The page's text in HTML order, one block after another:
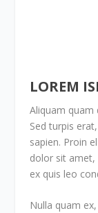
LOREM
Aliquam quam
Sed turpis
sapien. Proin
dolor sit amet,
ex quis leo
Nulla quam